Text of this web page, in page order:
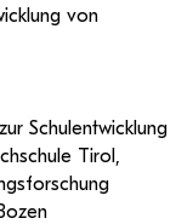
von
Schulentwicklung
Tirol,